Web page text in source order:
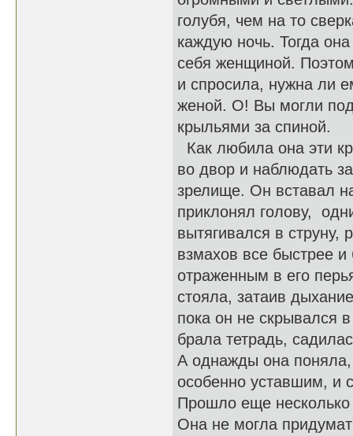
голубя, чем на то
каждую ночь. Тогда
себя женщиной.
и спросила, нужна ли
женой. О! Вы могли
крыльями за спиной.
Как любила она эти
во двор и наблюдать
зрелище. Он вставал
приклонял голову,
вытягивался в
взмахов все быстрее и
отраженным в его
стояла, затаив
пока он не скрывался
брала тетрадь,
А однажды она поняла,
особенно уставшим, и
Прошло еще
Она не могла